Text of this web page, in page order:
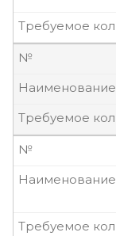
№
Наименование
№
Наименование